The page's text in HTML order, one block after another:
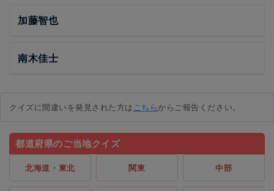
加藤智也
南木佳士
クイズに間違いを発見された方はこちらからご報告ください。
都道府県のご当地クイズ
北海道・東北 関東 中部